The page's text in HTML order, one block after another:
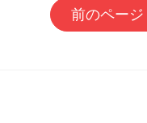
前のページ